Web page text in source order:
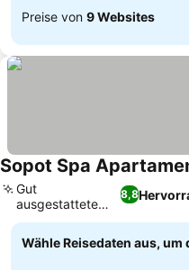
Preise von 9 Websites
Sopot Spa
8,8
Gut
ausgestattete
Küchenzeile
Wähle Reisedaten aus, um